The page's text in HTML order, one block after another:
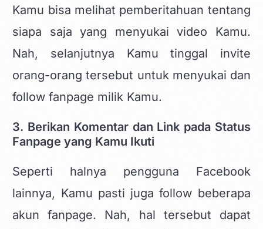
Kamu bisa melihat pemberitahuan tentang
siapa saja yang menyukai video Kamu.
Nah, selanjutnya Kamu tinggal invite
orang-orang tersebut untuk menyukai dan
follow fanpage milik Kamu.
3. Berikan Komentar dan Link pada Status
Fanpage yang Kamu Ikuti
Seperti halnya pengguna Facebook
lainnya, Kamu pasti juga follow beberapa
akun fanpage. Nah, hal tersebut dapat